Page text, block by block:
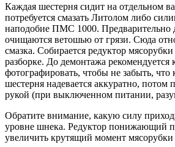
Каждая шестерня сидит на отдельном
потребуется смазать Литолом либо
наподобие ПМС 1000. Предварительно
очищаются ветошью от грязи. Сюда
смазка. Собирается редуктор
разборке. До демонтажа
фотографировать, чтобы не забыть, что
шестерня надевается аккуратно, потом
рукой (при выключенном питании,
Обратите внимание, какую силу
уровне шнека. Редуктор понижающий
увеличить крутящий момент мясорубки